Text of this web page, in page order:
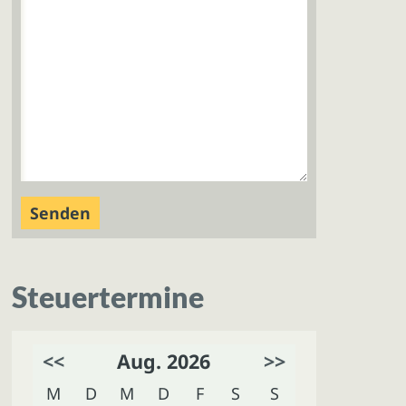
Steuertermine
<< Aug. 2026 >>
M D M D F S S